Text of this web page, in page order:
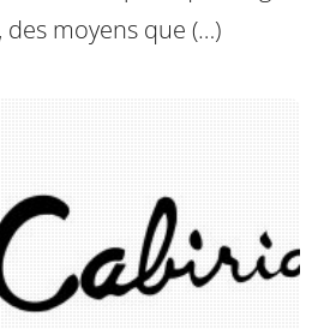
des moyens que (…)